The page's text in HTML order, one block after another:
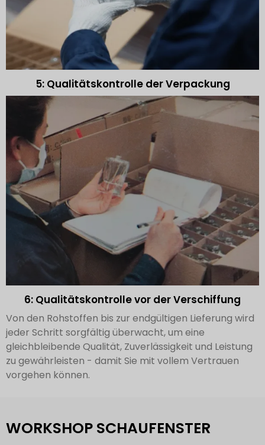
5: Qualitätskontrolle der Verpackung
6: Qualitätskontrolle vor der Verschiffung
Von den Rohstoffen bis zur endgültigen Lieferung wird
jeder Schritt sorgfältig überwacht, um eine
gleichbleibende Qualität, Zuverlässigkeit und Leistung
zu gewährleisten - damit Sie mit vollem Vertrauen
vorgehen können.
WORKSHOP SCHAUFENSTER